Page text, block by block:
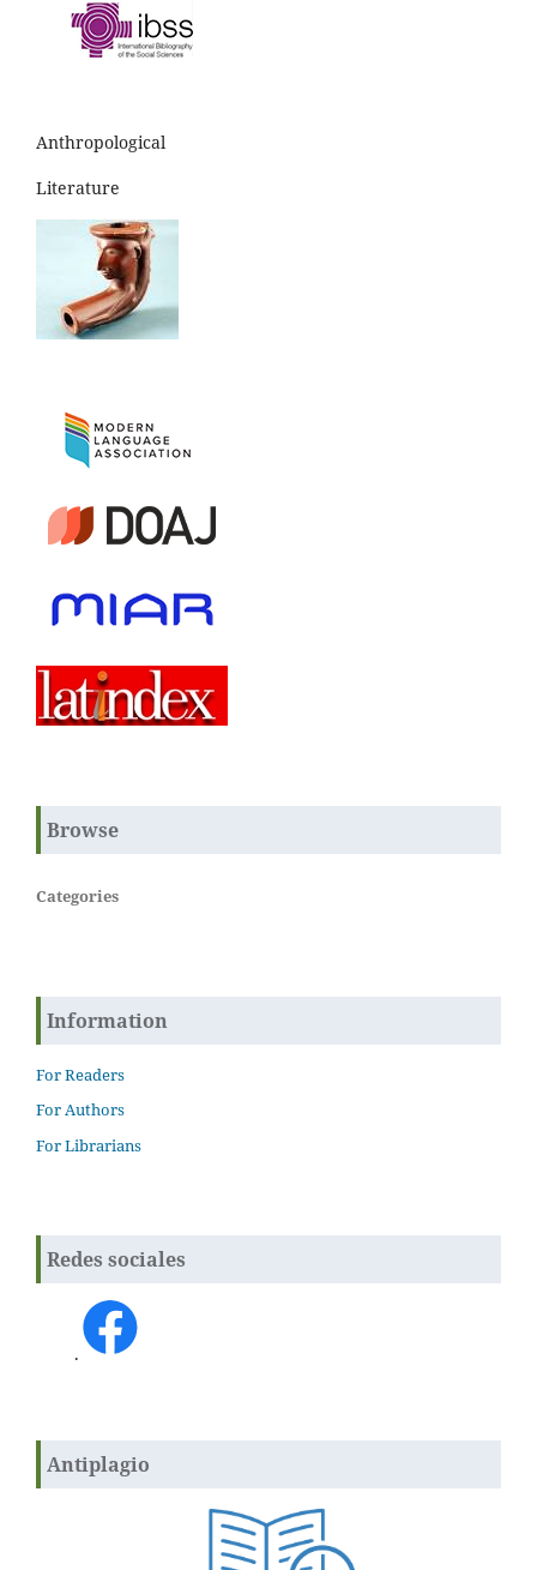
Anthropological
Literature
Browse
Categories
Information
For Readers
For Authors
For Librarians
Redes sociales
.
Antiplagio